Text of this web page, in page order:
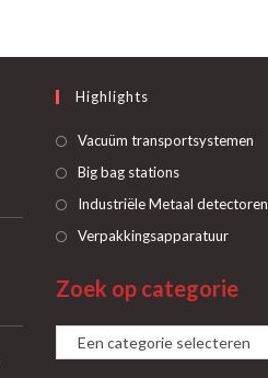
Highlights
Vacuüm transportsystemen
Big bag stationsOpent
in
Industriële Metaal detectoren
VerpakkingsapparatuurOpent
een
tab
Zoek op categorie
Een
categorie